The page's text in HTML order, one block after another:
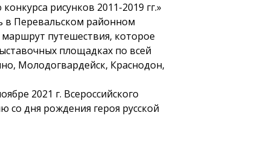
рисунков 2011-2019 гг.»
в Перевальском районном
маршрут путешествия, которое
площадках по всей
Молодогвардейск, Краснодон,
2021 г. Всероссийского
со дня рождения героя русской